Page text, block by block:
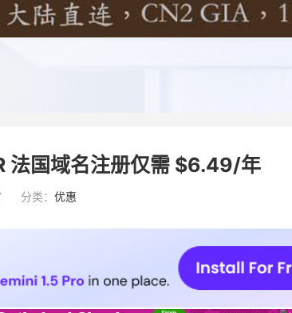
法国域名注册仅需 $6.49/年
分类： 优惠